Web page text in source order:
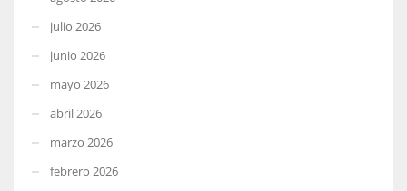
julio 2026
junio 2026
mayo 2026
abril 2026
marzo 2026
febrero 2026